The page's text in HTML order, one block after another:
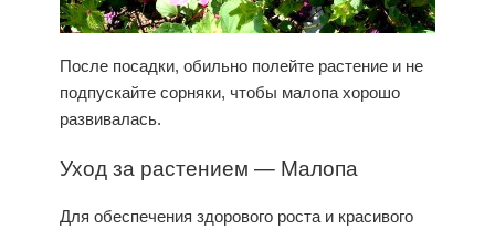
После посадки, обильно полейте растение и не
подпускайте сорняки, чтобы малопа хорошо
развивалась.
Уходза растением — Малопа
Для обеспечения здорового роста и красивого